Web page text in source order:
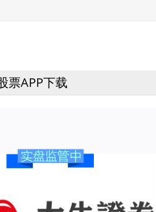
票APP下载